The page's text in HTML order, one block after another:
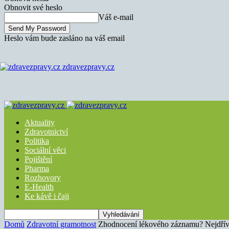
Obnovit své heslo
Váš e-mail
Heslo vám bude zasláno na váš email
zdravezpravy.cz
Aktuality
Zdravotnictví
Politika
Sociální věci
Pojištění
Pharma
Rozhovory
E-Health
Ke kávě i čaji
Domů Zdravotní gramotnost Zhodnocení lékového záznamu?